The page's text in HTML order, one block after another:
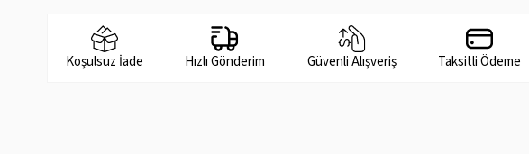
Koşulsuz İade Hızlı Gönderim Güvenli Alışveriş Taksitli Ödeme